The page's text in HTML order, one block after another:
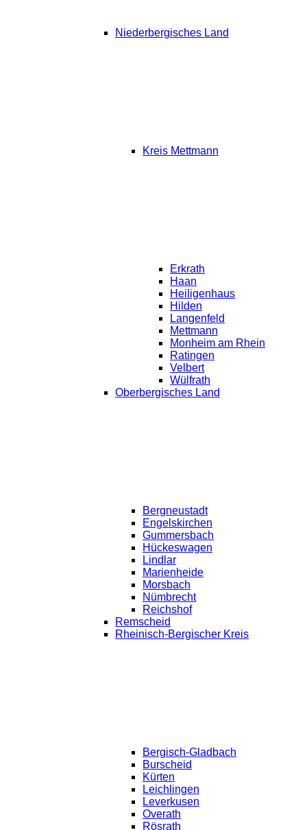
Niederbergisches Land
Kreis Mettmann
Erkrath
Haan
Heiligenhaus
Hilden
Langenfeld
Mettmann
Monheim am Rhein
Ratingen
Velbert
Wülfrath
Oberbergisches Land
Bergneustadt
Engelskirchen
Gummersbach
Hückeswagen
Lindlar
Marienheide
Morsbach
Nümbrecht
Reichshof
Remscheid
Rheinisch-Bergischer Kreis
Bergisch-Gladbach
Burscheid
Kürten
Leichlingen
Leverkusen
Overath
Rösrath